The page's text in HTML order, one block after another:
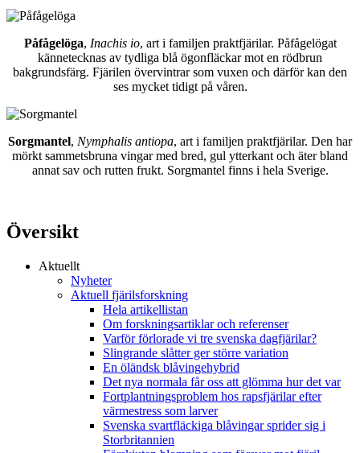
Påfågelöga, Inachis io, art i familjen praktfjärilar. Påfågelögat
kännetecknas av tydliga blå ögonfläckar mot en rödbrun
bakgrundsfärg. Fjärilen övervintrar som vuxen och därför kan den
ses mycket tidigt på våren.
Sorgmantel, Nymphalis antiopa, art i familjen praktfjärilar. Den har
mörkt sammetsbruna vingar med bred, gul ytterkant och äter bland
annat sav och rutten frukt. Sorgmantel finns i hela Sverige.
Översikt
Aktuellt
Nyheter
Aktuell fjärilsforskning
Hela artikellistan
Om forskningsartiklar och referenser
Varför förlorade vi tre svenska dagfjärilar?
Slingrande slåtter ger större variation
En öländsk blåvingehybrid
Det nya normala får oss att glömma hur det var
Fortplantningsproblem hos rapsfjärilar efter
värmestress som larver
Svenska svartfläckiga blåvingar sprider sig i
Storbritannien